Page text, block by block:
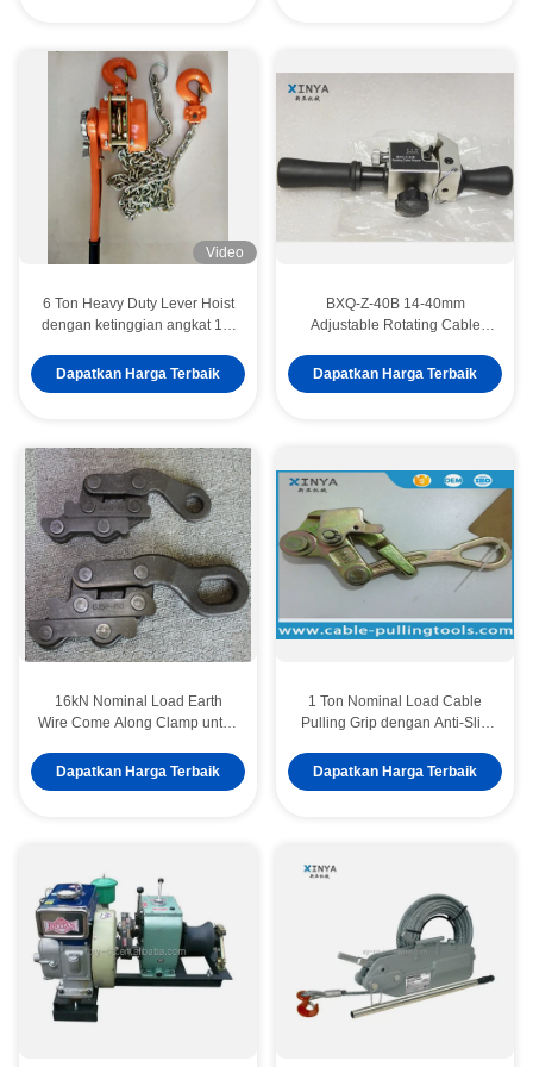
Video
6 Ton Heavy Duty Lever Hoist
dengan ketinggian angkat 1,5
angkat konstruksi
Dapatkan Harga Terbaik
BXQ-Z-40B 14-40mm
Adjustable Rotating Cable
Stripping Depth dan Desain
Ringan 1,04kg
Dapatkan Harga Terbaik
16kN Nominal Load Earth
Wire Come Along Clamp untuk
rahang paralel
Dapatkan Harga Terbaik
1 Ton Nominal Load Cable
Pulling Grip dengan Anti-Slip
Galvanized untuk ACSR AAC
Dapatkan Harga Terbaik